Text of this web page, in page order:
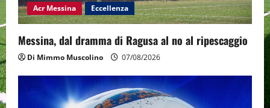
Acr Messina Eccellenza
Messina, dal dramma di Ragusa al no al ripescaggio
Di Mimmo Muscolino 07/08/2026